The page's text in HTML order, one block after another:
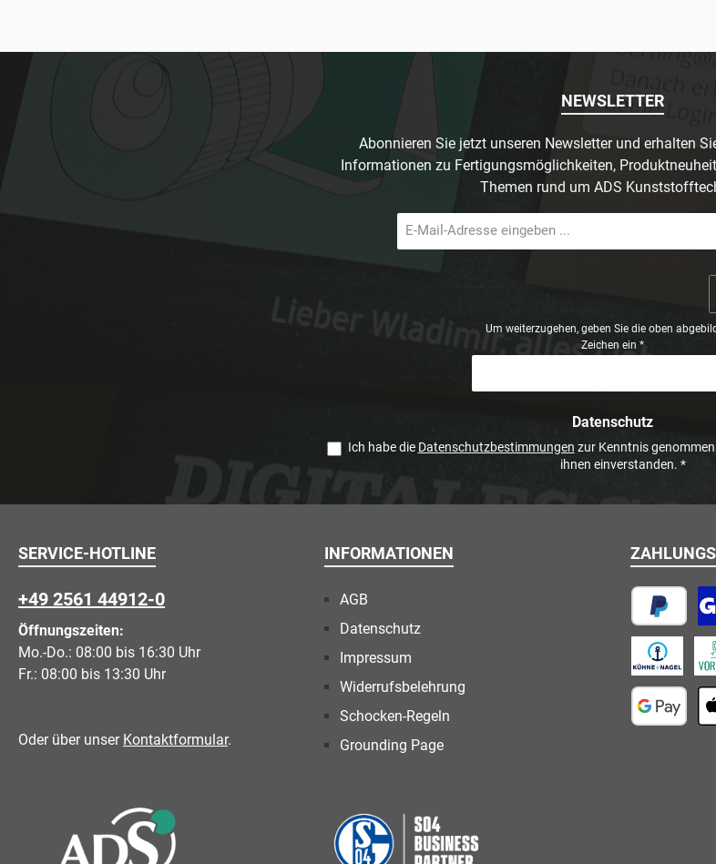
NEWSLETTER
Abonnieren Sie jetzt unseren Newsletter und erhalten
Informationen zu Fertigungsmöglichkeiten,
Themen rund um ADS
Mail-
Adresse
Um weiterzugehen, geben Sie die oben
Zeichen ein *
Datenschutz
Ich habe die Datenschutzbestimmungen zur Kenntnis
ihnen einverstanden. *
SERVICE-HOTLINE
+49 2561 44912-0
Öffnungszeiten:
Mo.-Do.: 08:00 bis 16:30 Uhr
Fr.: 08:00 bis 13:30 Uhr
Oder über unser Kontaktformular.
INFORMATIONEN
AGB
Datenschutz
Impressum
Widerrufsbelehrung
Schocken-Regeln
Grounding Page
PayPal